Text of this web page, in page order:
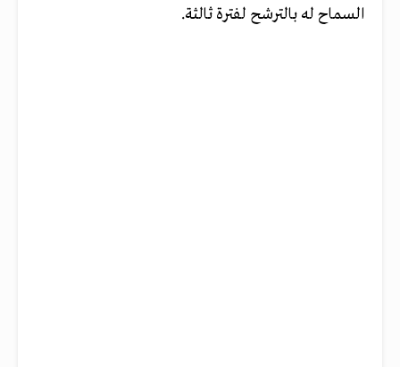
السماح له بالترشح لفترة ثالثة.